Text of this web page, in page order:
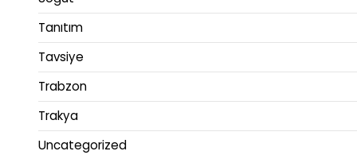
Tanıtım
Tavsiye
Trabzon
Trakya
Uncategorized